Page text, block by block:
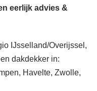
eerlijk advies &
IJsselland/Overijssel,
dakdekker in:
Havelte, Zwolle,